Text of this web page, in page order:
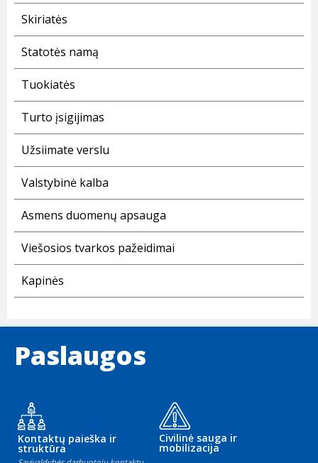
Skiriatės
Statotės namą
Tuokiatės
Turto įsigijimas
Užsiimate verslu
Valstybinė kalba
Asmens duomenų apsauga
Viešosios tvarkos pažeidimai
Kapinės
Paslaugos
Kontaktų paieška ir
struktūra
Civilinė sauga ir
mobilizacija